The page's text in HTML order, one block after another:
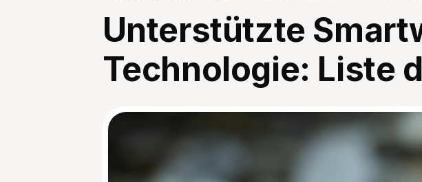
Unterstützte
Technologie: Liste